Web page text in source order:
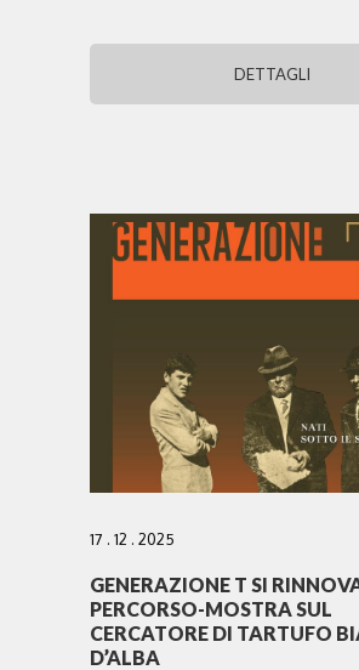
DETTAGLI
17 . 12 . 2025
GENERAZIONE T SI
PERCORSO-MOSTRA SUL
CERCATORE DI TARTUFO
D’ALBA